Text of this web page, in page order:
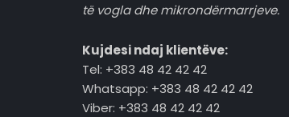
të vogla dhe mikrondërmarrjeve.
Kujdesi ndaj klientëve:
Tel: +383 48 42 42 42
Whatsapp: +383 48 42 42 42
Viber: +383 48 42 42 42